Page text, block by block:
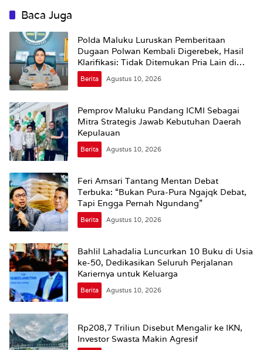
Baca Juga
Polda Maluku Luruskan Pemberitaan
Dugaan Polwan Kembali Digerebek, Hasil
Klarifikasi: Tidak Ditemukan Pria Lain di
Dalam Kamar
Berita Agustus 10, 2026
Pemprov Maluku Pandang ICMI Sebagai
Mitra Strategis Jawab Kebutuhan Daerah
Kepulauan
Berita Agustus 10, 2026
Feri Amsari Tantang Mentan Debat
Terbuka: “Bukan Pura-Pura Ngajqk Debat,
Tapi Engga Pernah Ngundang”
Berita Agustus 10, 2026
Bahlil Lahadalia Luncurkan 10 Buku di Usia
ke-50, Dedikasikan Seluruh Perjalanan
Kariernya untuk Keluarga
Berita Agustus 10, 2026
Rp208,7 Triliun Disebut Mengalir ke IKN,
Investor Swasta Makin Agresif